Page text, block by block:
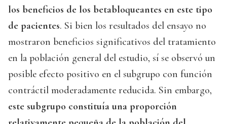
los beneficios de los betabloqueantes en este tipo
de pacientes. Si bien los resultados del ensayo no
mostraron beneficios significativos del tratamiento
en la población general del estudio, sí se observó un
posible efecto positivo en el subgrupo con función
contráctil moderadamente reducida. Sin embargo,
este subgrupo constituía una proporción